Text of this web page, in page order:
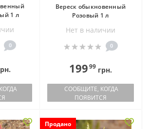
1 л
0
Вереск обыкновенный
Розовый 1 л
Нет в наличии
0
19999 грн.
СООБЩИТЕ, КОГДА
ПОЯВИТСЯ
Продано